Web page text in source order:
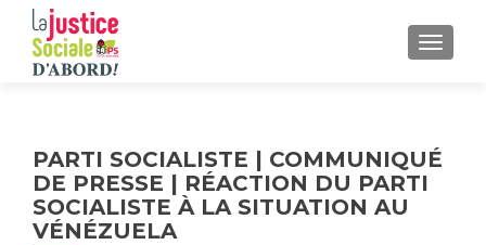
PARTI SOCIALISTE | COMMUNIQUÉ
DE PRESSE | RÉACTION DU PARTI
SOCIALISTE À LA SITUATION AU
VÉNÉZUELA